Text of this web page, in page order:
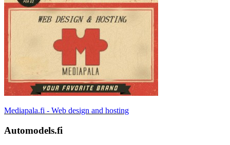
Mediapala.fi - Web design and hosting
Automodels.fi